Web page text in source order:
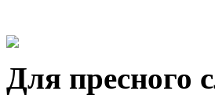
Для пресного